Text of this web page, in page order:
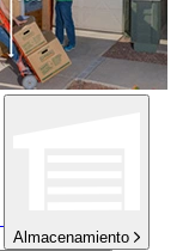
Almacenamiento